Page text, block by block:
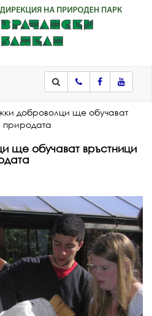
ТелефонFacebook
доброволци ще обучават
природата
ще обучават връстници